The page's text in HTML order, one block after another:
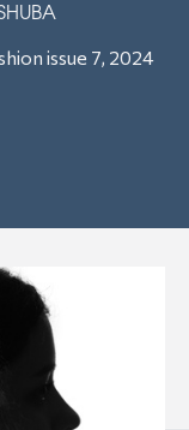
issue 7, 2024